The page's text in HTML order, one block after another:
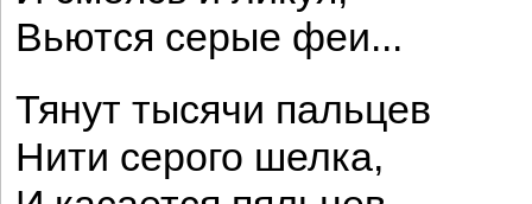
Вьются серые феи...
Тянут тысячи пальцев
Нити серого шелка,